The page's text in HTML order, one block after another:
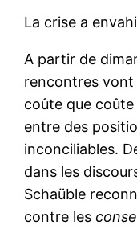
La crise a
A partir de
rencontres vont
coûte que
entre des
inconciliables.
dans les
Schaüble
contre les